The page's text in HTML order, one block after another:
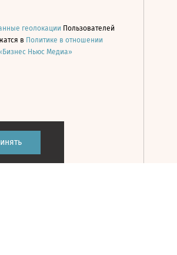
геолокации Пользователей
в Политике в отношении
Ньюс Медиа»